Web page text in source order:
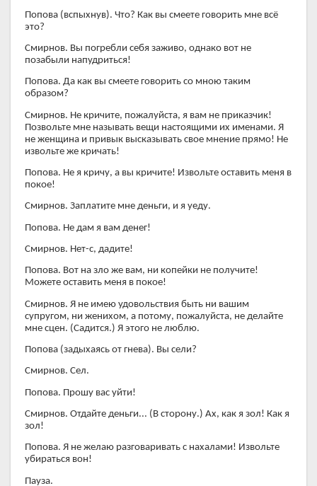
Попова (вспыхнув). Что? Как вы смеете говорить мне всё
это?
Смирнов. Вы погребли себя заживо, однако вот не
позабыли напудриться!
Попова. Да как вы смеете говорить со мною таким
образом?
Смирнов. Не кричите, пожалуйста, я вам не приказчик!
Позвольте мне называть вещи настоящими их именами. Я
не женщина и привык высказывать свое мнение прямо! Не
извольте же кричать!
Попова. Не я кричу, а вы кричите! Извольте оставить меня в
покое!
Смирнов. Заплатите мне деньги, и я уеду.
Попова. Не дам я вам денег!
Смирнов. Нет-с, дадите!
Попова. Вот на зло же вам, ни копейки не получите!
Можете оставить меня в покое!
Смирнов. Я не имею удовольствия быть ни вашим
супругом, ни женихом, а потому, пожалуйста, не делайте
мне сцен. (Садится.) Я этого не люблю.
Попова (задыхаясь от гнева). Вы сели?
Смирнов. Сел.
Попова. Прошу вас уйти!
Смирнов. Отдайте деньги... (В сторону.) Ах, как я зол! Как я
зол!
Попова. Я не желаю разговаривать с нахалами! Извольте
убираться вон!
Пауза.